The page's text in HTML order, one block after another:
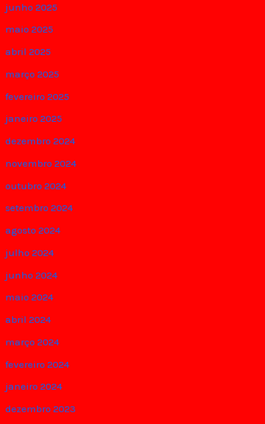
junho 2025
maio 2025
abril 2025
março 2025
fevereiro 2025
janeiro 2025
dezembro 2024
novembro 2024
outubro 2024
setembro 2024
agosto 2024
julho 2024
junho 2024
maio 2024
abril 2024
março 2024
fevereiro 2024
janeiro 2024
dezembro 2023